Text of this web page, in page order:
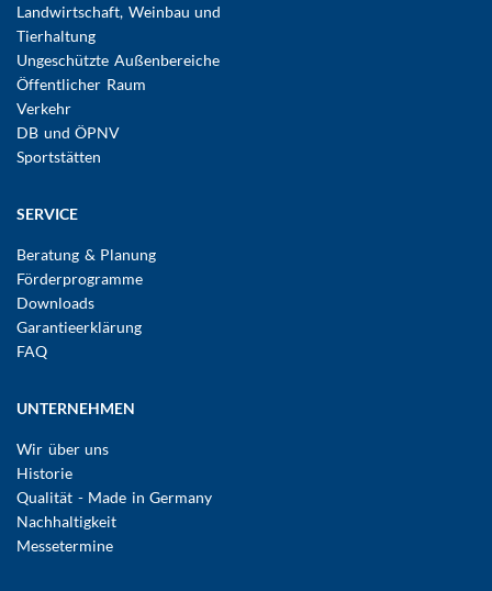
Landwirtschaft, Weinbau und
Tierhaltung
Ungeschützte Außenbereiche
Öffentlicher Raum
Verkehr
DB und ÖPNV
Sportstätten
SERVICE
Beratung & Planung
Förderprogramme
Downloads
Garantieerklärung
FAQ
UNTERNEHMEN
Wir über uns
Historie
Qualität - Made in Germany
Nachhaltigkeit
Messetermine